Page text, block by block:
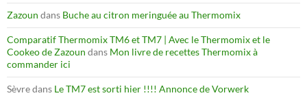
Zazoun dans Buche au citron meringuée au Thermomix
Comparatif Thermomix TM6 et TM7 | Avec le Thermomix et le
Cookeo de Zazoun dans Mon livre de recettes Thermomix à
commander ici
Sèvredans Le TM7 est sorti hier !!!! Annonce de Vorwerk